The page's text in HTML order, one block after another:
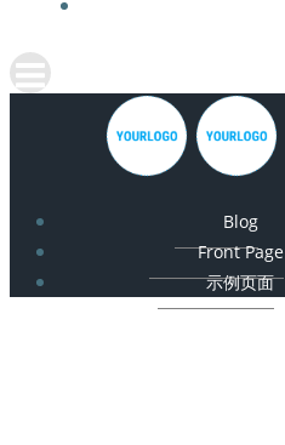
Blog
Front Page
示例页面